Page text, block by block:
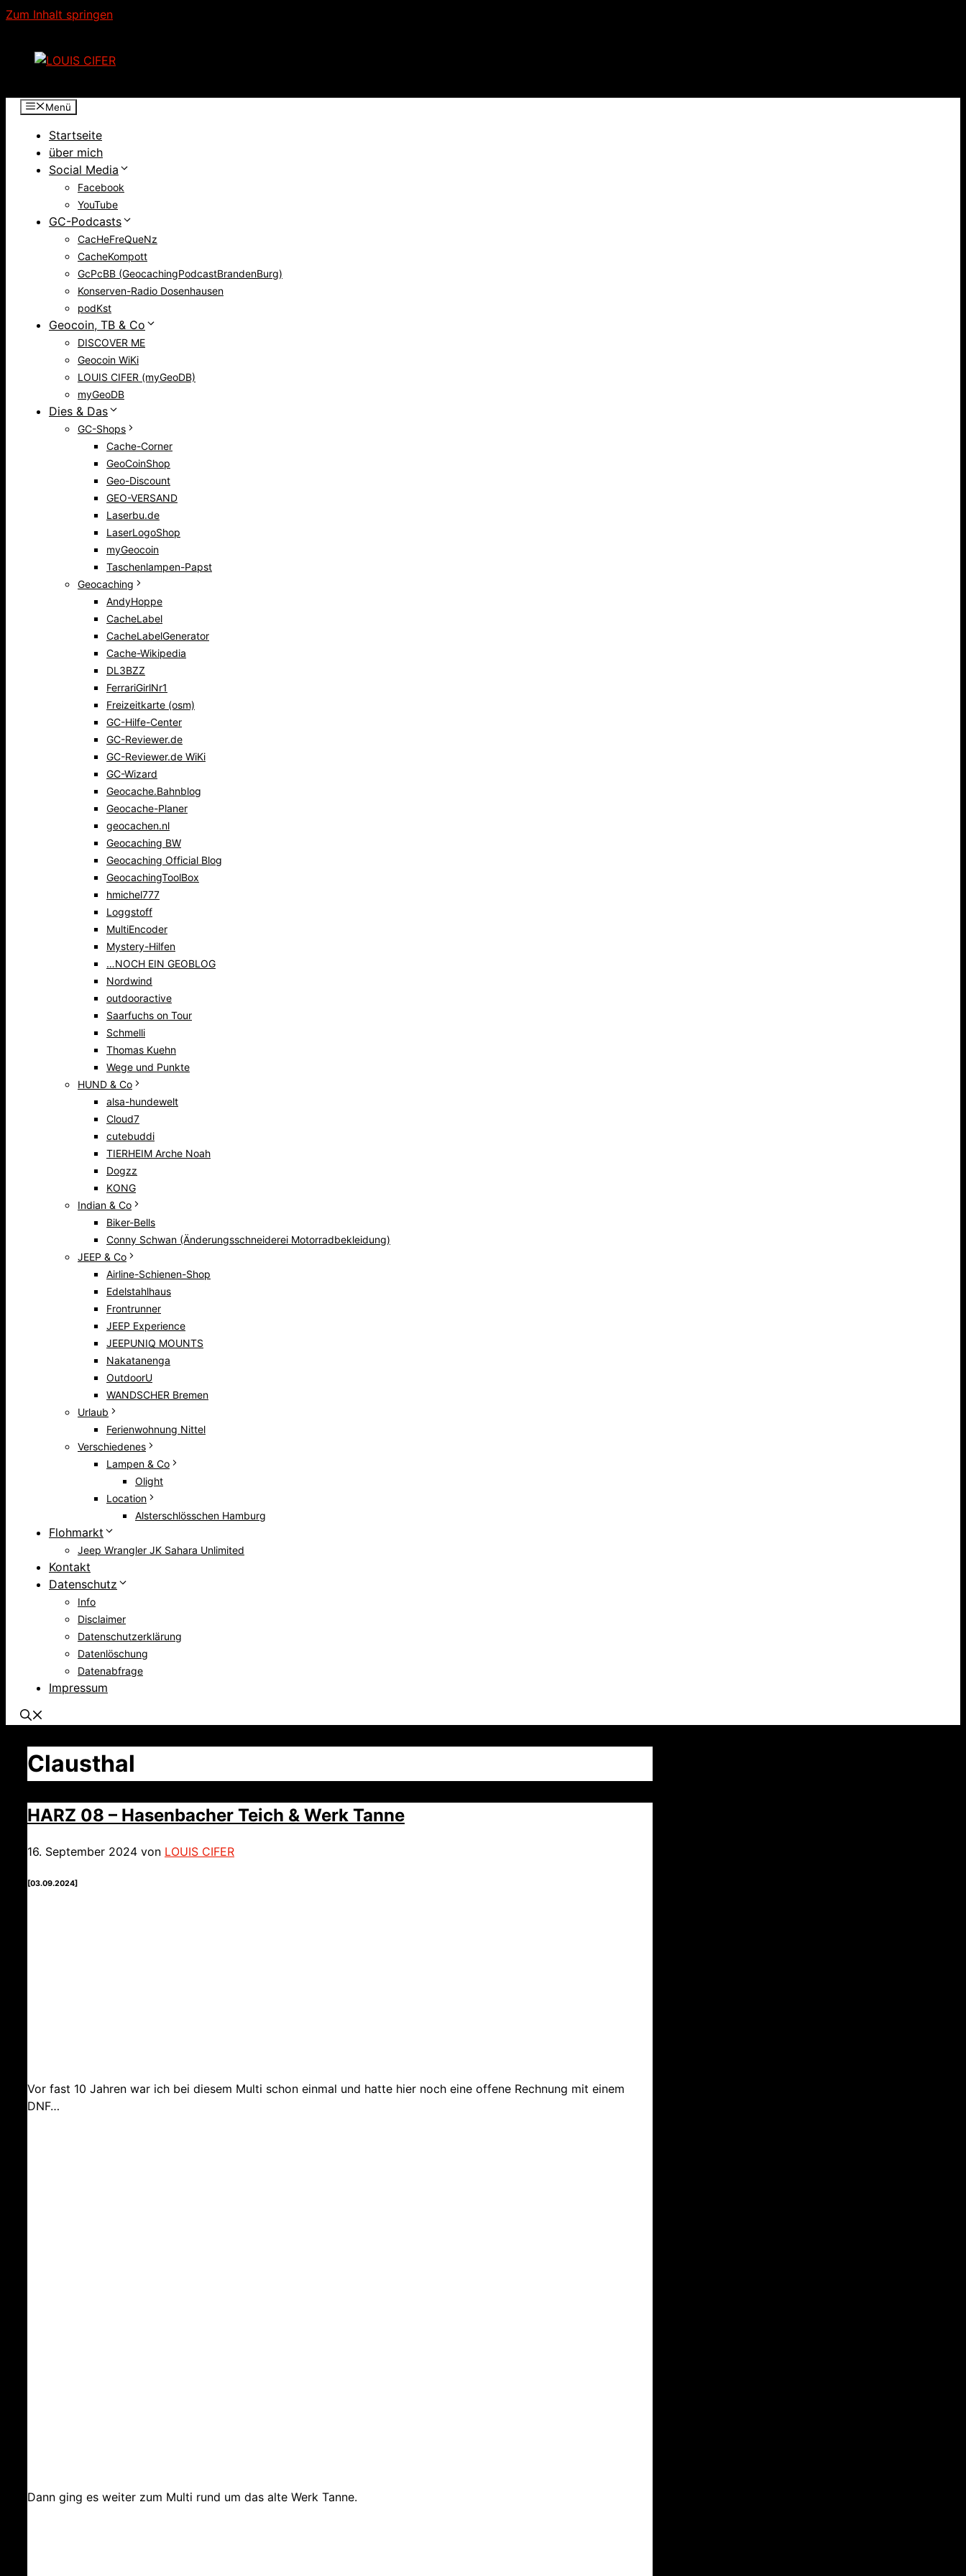
Zum Inhalt springen
Menü
Startseite
über mich
Social Media
Facebook
YouTube
GC-Podcasts
CacHeFreQueNz
CacheKompott
GcPcBB (GeocachingPodcastBrandenBurg)
Konserven-Radio Dosenhausen
podKst
Geocoin, TB & Co
DISCOVER ME
Geocoin WiKi
LOUIS CIFER (myGeoDB)
myGeoDB
Dies & Das
GC-Shops
Cache-Corner
GeoCoinShop
Geo-Discount
GEO-VERSAND
Laserbu.de
LaserLogoShop
myGeocoin
Taschenlampen-Papst
Geocaching
AndyHoppe
CacheLabel
CacheLabelGenerator
Cache-Wikipedia
DL3BZZ
FerrariGirlNr1
Freizeitkarte (osm)
GC-Hilfe-Center
GC-Reviewer.de
GC-Reviewer.de WiKi
GC-Wizard
Geocache.Bahnblog
Geocache-Planer
geocachen.nl
Geocaching BW
Geocaching Official Blog
GeocachingToolBox
hmichel777
Loggstoff
MultiEncoder
Mystery-Hilfen
…NOCH EIN GEOBLOG
Nordwind
outdooractive
Saarfuchs on Tour
Schmelli
Thomas Kuehn
Wege und Punkte
HUND & Co
alsa-hundewelt
Cloud7
cutebuddi
TIERHEIM Arche Noah
Dogzz
KONG
Indian & Co
Biker-Bells
Conny Schwan (Änderungsschneiderei Motorradbekleidung)
JEEP & Co
Airline-Schienen-Shop
Edelstahlhaus
Frontrunner
JEEP Experience
JEEPUNIQ MOUNTS
Nakatanenga
OutdoorU
WANDSCHER Bremen
Urlaub
Ferienwohnung Nittel
Verschiedenes
Lampen & Co
Olight
Location
Alsterschlösschen Hamburg
Flohmarkt
Jeep Wrangler JK Sahara Unlimited
Kontakt
Datenschutz
Info
Disclaimer
Datenschutzerklärung
Datenlöschung
Datenabfrage
Impressum
Clausthal
HARZ 08 – Hasenbacher Teich & Werk Tanne
16. September 2024 von LOUIS CIFER
[03.09.2024]
Vor fast 10 Jahren war ich bei diesem Multi schon einmal und hatte hier noch eine offene Rechnung mit einem
DNF…
Dann ging es weiter zum Multi rund um das alte Werk Tanne.